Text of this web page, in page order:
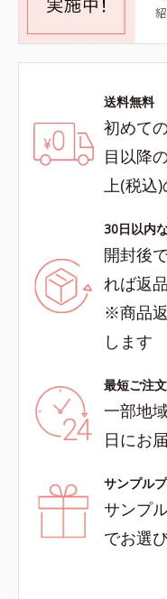
送料無料
初めて
目以降
上(税
30日以内
開封後
れば返
※商品
します
最短ご注
一部地
日にお
サンプル
サンプ
でお選